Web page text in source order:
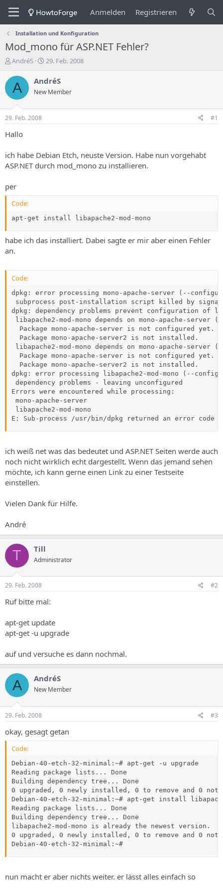
Anmelden Registrieren
Installation und Konfiguration
Mod_mono für ASP.NET Fehler?
E
s
t
e
e
r
s
T
e
a
AndréS
E
s
e
d
a
29. Feb. 2008
A AndréS
New Member
29. Feb. 2008 #1
Hallo
ich habe Debian Etch, neuste Version. Habe nun vorgehabt
ASP.NET durch mod_mono zu installieren.
per
Code:
apt-get install libapache2-mod-mono
habe ich das installiert. Dabei sagte er mir aber einen Fehler
an.
Code:
dpkg: error processing mono-apache-server (--
subprocess post-installation script killed by
dpkg: dependency problems prevent configuration of
libapache2-mod-mono depends on mono-apache-
  Package mono-apache-server is not configured yet.
  Package mono-apache-server2 is not installed.
libapache2-mod-mono depends on mono-apache-
  Package mono-apache-server is not configured yet.
  Package mono-apache-server2 is not installed.
dpkg: error processing libapache2-mod-mono (--
dependency problems - leaving unconfigured
Errors were encountered while processing:
mono-apache-server
libapache2-mod-mono
E: Sub-process /usr/bin/dpkg returned an error code
ich weiß net was das bedeutet und ASP.NET Seiten werde auch
noch nicht wirklich echt dargestellt. Wenn das jemand sehen
möchte, ich kann gerne einen Link zu einer Testseite
einstellen.
Vielen Dank für Hilfe.
André
T Till
Administrator
29. Feb. 2008 #2
Ruf bitte mal:
apt-get update
apt-get -u upgrade
auf und versuche es dann nochmal.
A AndréS
New Member
29. Feb. 2008 #3
okay, gesagt getan
Code:
Debian-40-etch-32-minimal:~# apt-get -u upgrade
Reading package lists... Done
Building dependency tree... Done
0 upgraded, 0 newly installed, 0 to remove and 0 not
Debian-40-etch-32-minimal:~# apt-get install
Reading package lists... Done
Building dependency tree... Done
libapache2-mod-mono is already the newest version.
0 upgraded, 0 newly installed, 0 to remove and 0 not
Debian-40-etch-32-minimal:~#
nun macht er aber nichts weiter. er lässt alles einfach so